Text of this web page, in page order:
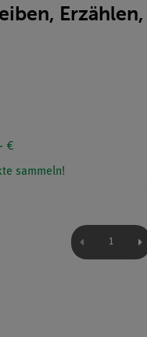
€
sammeln!